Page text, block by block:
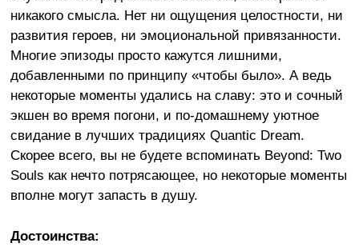
никакого смысла. Нет ни ощущения целостности, ни
развития героев, ни эмоциональной привязанности.
Многие эпизоды просто кажутся лишними,
добавленными по принципу «чтобы было». А ведь
некоторые моменты удались на славу: это и сочный
экшен во время погони, и по-домашнему уютное
свидание в лучших традициях Quantic Dream.
Скорее всего, вы не будете вспоминать Beyond: Two
Souls как нечто потрясающее, но некоторые моменты
вполне могут запасть в душу.
Достоинства: